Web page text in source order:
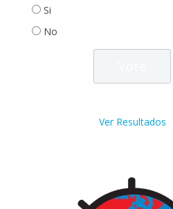
Si
No
Ver Resultados